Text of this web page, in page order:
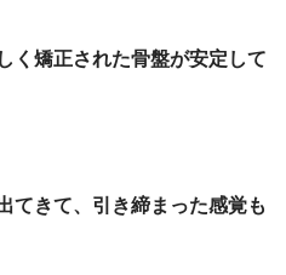
く矯正された骨盤が安定して
てきて、引き締まった感覚も